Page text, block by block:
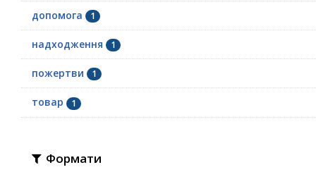
допомога 1
надходження 1
пожертви 1
товар 1
Формати